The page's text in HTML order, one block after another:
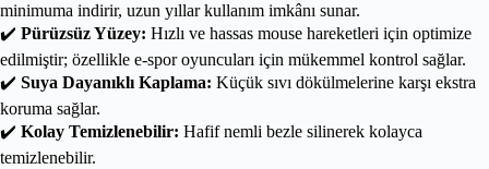
minimuma indirir, uzun yıllar kullanım imkânı sunar.
✔️ Pürüzsüz Yüzey: Hızlı ve hassas mouse hareketleri için optimize
edilmiştir; özellikle e-spor oyuncuları için mükemmel kontrol sağlar.
✔️ Suya Dayanıklı Kaplama: Küçük sıvı dökülmelerine karşı ekstra
koruma sağlar.
✔️ Kolay Temizlenebilir: Hafif nemli bezle silinerek kolayca
temizlenebilir.